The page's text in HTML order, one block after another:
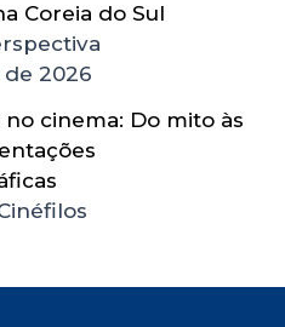
Coreia do Sul
2026
cinema: Do mito às